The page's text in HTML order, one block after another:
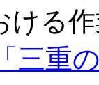
ける
三重